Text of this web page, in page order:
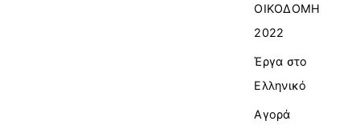
ΟΙΚΟΔΟΜΗ
2022
Έργα στο
Ελληνικό
Αγορά